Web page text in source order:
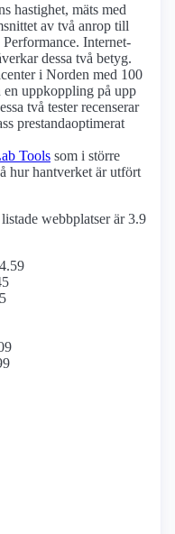
hastighet, mäts med
av två anrop till
Performance. Internet­
dessa två betyg.
i Norden med 100
uppkoppling på upp
två tester recenserar
prestanda­optimerat
Tools som i större
hur hantverket är utfört
webbplatser är 3.9